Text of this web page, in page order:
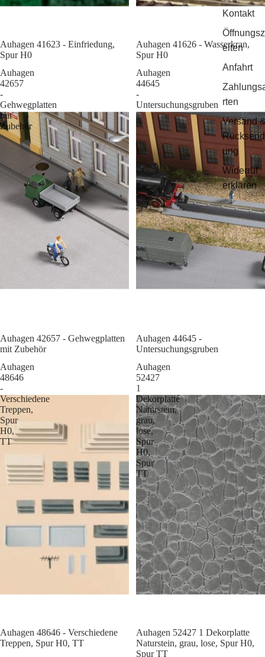
Kontakt
Öffnungsz
eiten
Anfahrt
rten
Versand
Rücksend
ung
Widerruf
erklären
Auhagen 41623 - Einfriedung,
Spur H0
Sale
Auhagen 41626 - Wasserkran,
Spur H0
Auhagen
42657
-
Gehwegplatten
mit
Zubehör
Auhagen 42657 - Gehwegplatten
mit Zubehör
Auhagen
44645
-
Untersuchungsgruben
Sale
Auhagen 44645 -
Untersuchungsgruben
Auhagen
48646
-
Verschiedene
Treppen,
Spur
H0,
TT
Auhagen 48646 - Verschiedene
Treppen, Spur H0, TT
Auhagen
52427
1
Dekorplatte
Naturstein,
grau,
lose,
Spur
H0,
Spur
TT
Auhagen 52427 1 Dekorplatte
Naturstein, grau, lose, Spur H0,
Spur TT